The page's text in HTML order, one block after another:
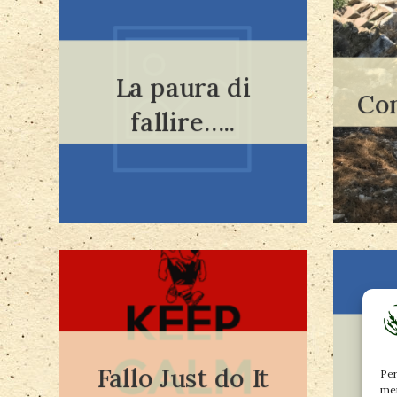
La paura di
fallire…..
Leggi tutto
Fallo Just do It
Leggi tutto